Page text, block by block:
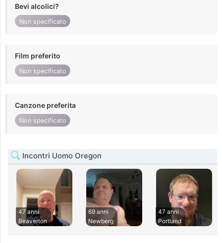
Bevi alcolici?
Non specificato
Film preferito
Non specificato
Canzone preferita
Non specificato
Incontri Uomo Oregon
47 anni
Beaverton
69 anni
Newberg
47 anni
Portland